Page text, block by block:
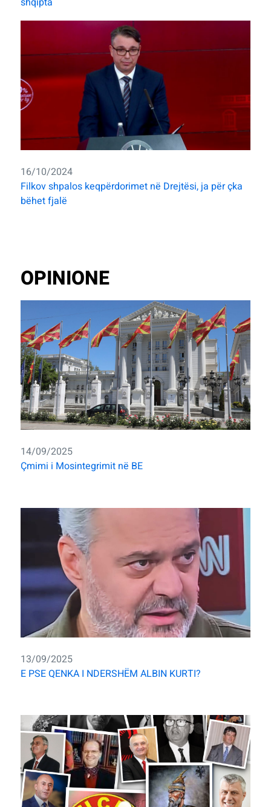
16/10/2024
Filkov shpalos keqpërdorimet në Drejtësi, ja për çka
bëhet fjalë
OPINIONE
14/09/2025
Çmimi i Mosintegrimit në BE
13/09/2025
E PSE QENKA I NDERSHËM ALBIN KURTI?